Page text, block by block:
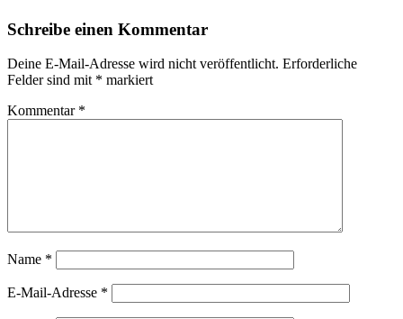
Schreibe einen Kommentar
Deine E-Mail-Adresse wird nicht veröffentlicht. Erforderliche
Felder sind mit * markiert
Kommentar *
Name *
E-Mail-Adresse *